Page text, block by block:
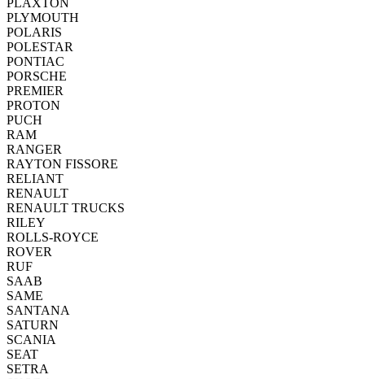
PLAXTON
PLYMOUTH
POLARIS
POLESTAR
PONTIAC
PORSCHE
PREMIER
PROTON
PUCH
RAM
RANGER
RAYTON FISSORE
RELIANT
RENAULT
RENAULT TRUCKS
RILEY
ROLLS-ROYCE
ROVER
RUF
SAAB
SAME
SANTANA
SATURN
SCANIA
SEAT
SETRA